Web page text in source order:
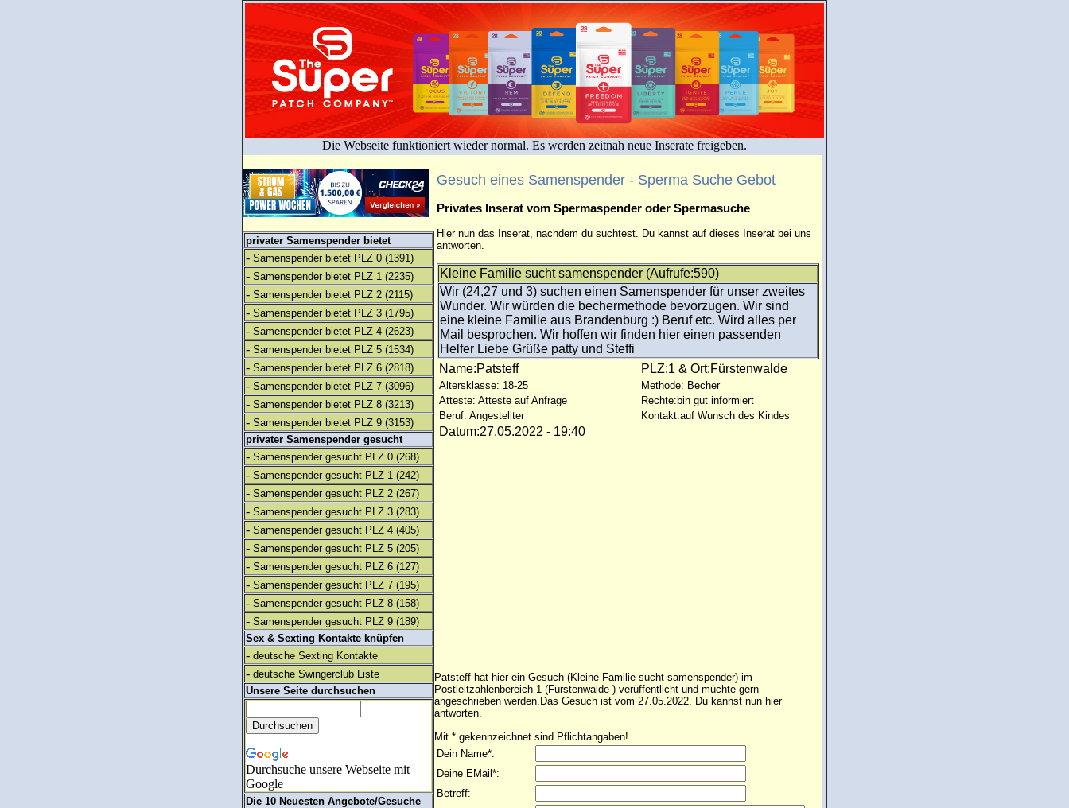
Die Webseite funktioniert wieder normal. Es werden zeitnah neue Inserate freigeben.
privater Samenspender bietet
- Samenspender bietet PLZ 0 (1391)
- Samenspender bietet PLZ 1 (2235)
- Samenspender bietet PLZ 2 (2115)
- Samenspender bietet PLZ 3 (1795)
- Samenspender bietet PLZ 4 (2623)
- Samenspender bietet PLZ 5 (1534)
- Samenspender bietet PLZ 6 (2818)
- Samenspender bietet PLZ 7 (3096)
- Samenspender bietet PLZ 8 (3213)
- Samenspender bietet PLZ 9 (3153)
privater Samenspender gesucht
- Samenspender gesucht PLZ 0 (268)
- Samenspender gesucht PLZ 1 (242)
- Samenspender gesucht PLZ 2 (267)
- Samenspender gesucht PLZ 3 (283)
- Samenspender gesucht PLZ 4 (405)
- Samenspender gesucht PLZ 5 (205)
- Samenspender gesucht PLZ 6 (127)
- Samenspender gesucht PLZ 7 (195)
- Samenspender gesucht PLZ 8 (158)
- Samenspender gesucht PLZ 9 (189)
Sex & Sexting Kontakte knüpfen
- deutsche Sexting Kontakte
- deutsche Swingerclub Liste
Unsere Seite durchsuchen
Durchsuche unsere Webseite mit
Google
Die 10 Neuesten Angebote/Gesuche
Gesuch eines Samenspender - Sperma Suche Gebot
Privates Inserat vom Spermaspender oder Spermasuche
Hier nun das Inserat, nachdem du suchtest. Du kannst auf dieses Inserat bei uns
antworten.
Kleine Familie sucht samenspender (Aufrufe:590)
Wir (24,27 und 3) suchen einen Samenspender für unser zweites
Wunder. Wir würden die bechermethode bevorzugen. Wir sind
eine kleine Familie aus Brandenburg :) Beruf etc. Wird alles per
Mail besprochen. Wir hoffen wir finden hier einen passenden
Helfer Liebe Grüße patty und Steffi
Name:Patsteff
PLZ:1 & Ort:Fürstenwalde
Altersklasse: 18-25
Methode: Becher
Atteste: Atteste auf Anfrage
Rechte:bin gut informiert
Beruf: Angestellter
Kontakt:auf Wunsch des Kindes
Datum:27.05.2022 - 19:40
Patsteff hat hier ein Gesuch (Kleine Familie sucht samenspender) im
Postleitzahlenbereich 1 (Fürstenwalde ) verüffentlicht und müchte gern
angeschrieben werden.Das Gesuch ist vom 27.05.2022. Du kannst nun hier
antworten.
Mit * gekennzeichnet sind Pflichtangaben!
Dein Name*:
Deine EMail*:
Betreff: